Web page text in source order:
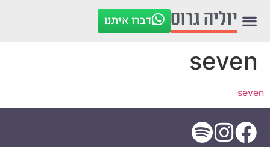
יוליה גרוס דברו איתנו
seven
seven